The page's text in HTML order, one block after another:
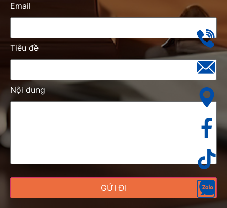
Email
Tiêu đề
Nội dung